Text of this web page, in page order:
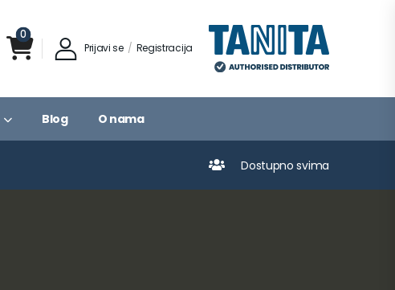
0
Prijavi se / Registracija
Blog O nama
Dostupno svima